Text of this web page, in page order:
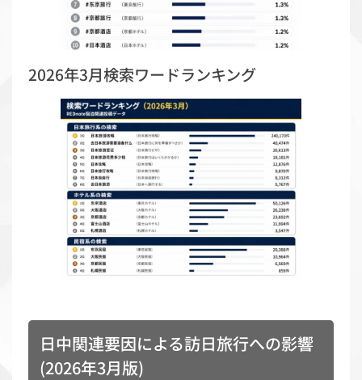
2026年3月検索ワードランキング
日中関連要因による訪日旅行への影響
(2026年3月版)